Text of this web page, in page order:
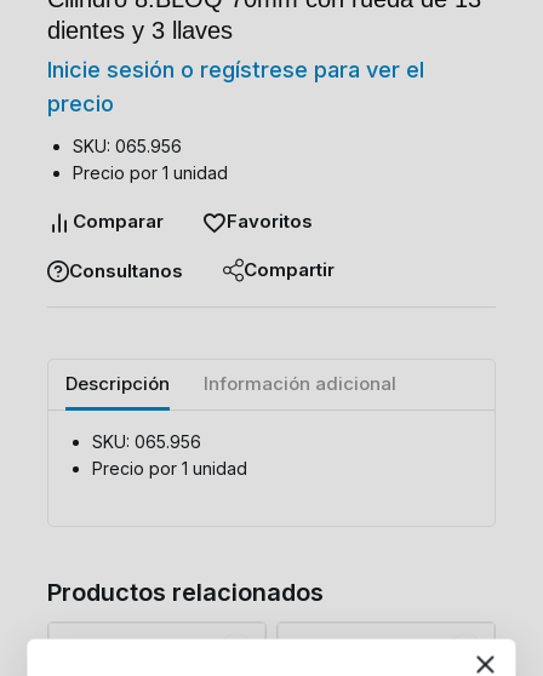
dientes y 3 llaves
Inicie sesión o regístrese para ver el
precio
SKU: 065.956
Precio por 1 unidad
Comparar Favoritos
Consultanos Compartir
Descripción Información adicional
SKU: 065.956
Precio por 1 unidad
Productos relacionados